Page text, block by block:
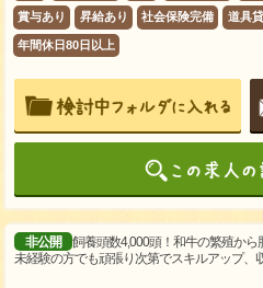
賞与あり 昇給あり 社会保険完備 道具
年間休日80日以上
非公開
飼養頭数4,000頭！和牛の繁殖か
未経験の方でも頑張り次第でスキルアップ、